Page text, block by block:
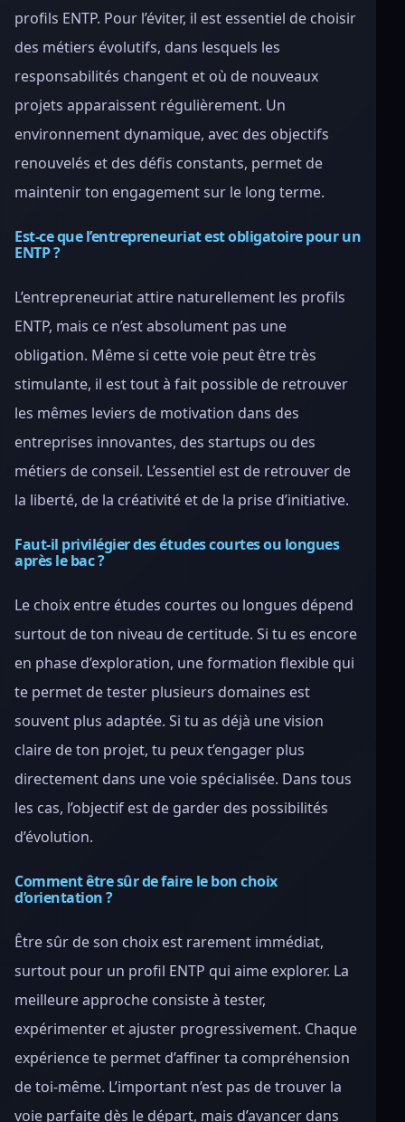
profils ENTP. Pour l’éviter, il est essentiel de choisir
des métiers évolutifs, dans lesquels les
responsabilités changent et où de nouveaux
projets apparaissent régulièrement. Un
environnement dynamique, avec des objectifs
renouvelés et des défis constants, permet de
maintenir ton engagement sur le long terme.
Est-ce que l’entrepreneuriat est obligatoire pour un
ENTP ?
L’entrepreneuriat attire naturellement les profils
ENTP, mais ce n’est absolument pas une
obligation. Même si cette voie peut être très
stimulante, il est tout à fait possible de retrouver
les mêmes leviers de motivation dans des
entreprises innovantes, des startups ou des
métiers de conseil. L’essentiel est de retrouver de
la liberté, de la créativité et de la prise d’initiative.
Faut-il privilégier des études courtes ou longues
après le bac ?
Le choix entre études courtes ou longues dépend
surtout de ton niveau de certitude. Si tu es encore
en phase d’exploration, une formation flexible qui
te permet de tester plusieurs domaines est
souvent plus adaptée. Si tu as déjà une vision
claire de ton projet, tu peux t’engager plus
directement dans une voie spécialisée. Dans tous
les cas, l’objectif est de garder des possibilités
d’évolution.
Comment être sûr de faire le bon choix
d’orientation ?
Être sûr de son choix est rarement immédiat,
surtout pour un profil ENTP qui aime explorer. La
meilleure approche consiste à tester,
expérimenter et ajuster progressivement. Chaque
expérience te permet d’affiner ta compréhension
de toi-même. L’important n’est pas de trouver la
voie parfaite dès le départ, mais d’avancer dans